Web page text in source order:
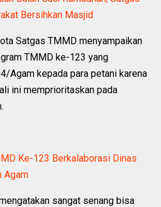
Bersihkan Masjid
Satgas TMMD menyampaikan
TMMD ke-123 yang
Agam kepada para petani karena
ini memprioritaskan pada
Ke-123 Berkalaborasi Dinas
Agam
sangat senang bisa